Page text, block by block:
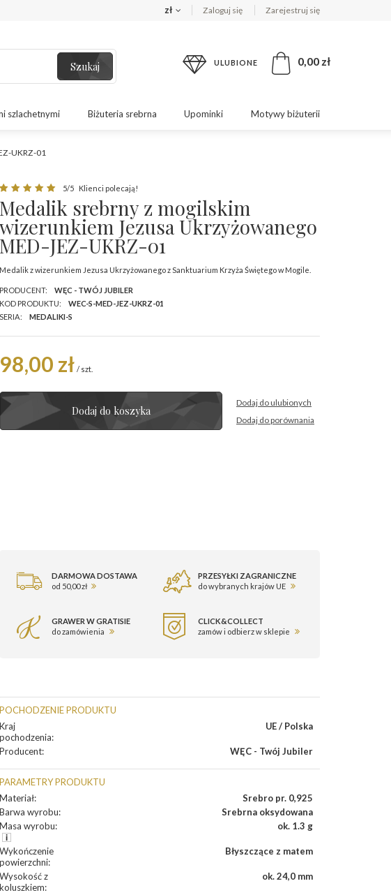
zł Zaloguj się Zarejestruj się
Szukaj ULUBIONE 0,00 zł
szlachetnymi Biżuteria srebrna Upominki Motywy biżuterii
UKRZ-01
5/5 Klienci polecają!
Medalik srebrny z mogilskim
wizerunkiem Jezusa Ukrzyżowanego
MED-JEZ-UKRZ-01
Medalik z wizerunkiem Jezusa Ukrzyżowanego z Sanktuarium Krzyża Świętego w Mogile.
PRODUCENT:
WĘC - TWÓJ JUBILER
KOD PRODUKTU:
WEC-S-MED-JEZ-UKRZ-01
SERIA:
MEDALIKI-S
98,00 zł / szt.
Dodaj do koszyka
Dodaj do ulubionych
Dodaj do porównania
DARMOWA DOSTAWA
od 50,00 zł
PRZESYŁKI ZAGRANICZNE
do wybranych krajów UE
GRAWER W GRATISIE
do zamówienia
CLICK&COLLECT
zamów i odbierz w sklepie
POCHODZENIE PRODUKTU
Kraj
pochodzenia:
UE / Polska
Producent: WĘC - Twój Jubiler
PARAMETRY PRODUKTU
Materiał:
Srebro pr. 0,925
Barwa wyrobu:
Srebrna oksydowana
Masa wyrobu: ok. 1.3 g
Wykończenie
powierzchni:
Błyszczące z matem
Wysokość z
koluszkiem:
ok. 24,0 mm